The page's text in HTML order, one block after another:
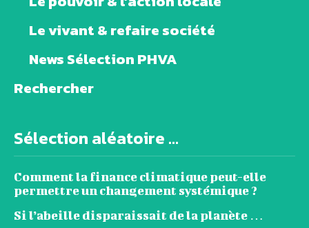
Le vivant & refaire société
News Sélection PHVA
Rechercher
Sélection aléatoire ...
Comment la finance climatique peut-elle
permettre un changement systémique ?
Si l’abeille disparaissait de la planète …